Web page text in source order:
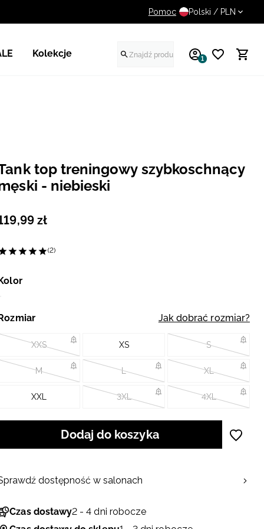
UWAGA NA FAŁSZYWE
Pomoc Polski / PLN
Kolekcje 1
top treningowy szybkoschnący
- niebieski
,99 zł
(2)
Jak dobrać rozmiar?
XXS XS S
M L XL
XXL 3XL 4XL
Dodaj do koszyka
Czas dostawy2 - 4 dni robocze
dostępność w salonach